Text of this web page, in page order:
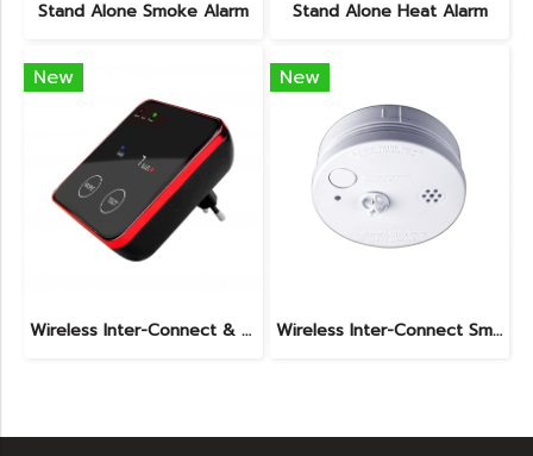
Stand Alone Smoke Alarm Stand Alone Heat Alarm
New
Wireless Inter-Connect & Wi-Fi Gas Alarm
New
Wireless Inter-Connect Smoke and Heat Alarm